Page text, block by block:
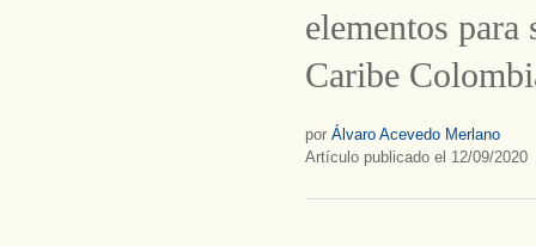
elementos
Caribe
por Álvaro Acevedo Merlano
Artículo publicado el 12/09/2020